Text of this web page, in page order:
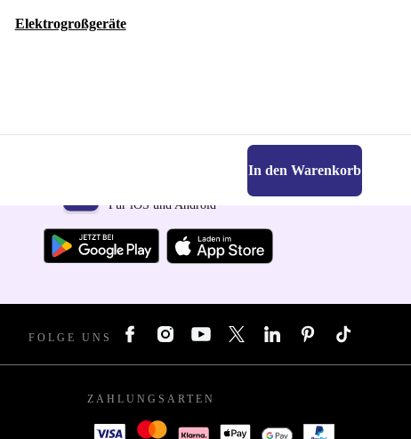
Elektrogroßgeräte
In den Warenkorb
Für iOS und Android
FOLGE UNS
ZAHLUNGSARTEN